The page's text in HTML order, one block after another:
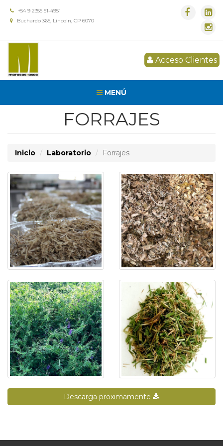
+54 9 2355 51-4951
Buchardo 365, Lincoln, CP 6070
Acceso Clientes
MENÚ
FORRAJES
Inicio Laboratorio Forrajes
Descarga proximamente